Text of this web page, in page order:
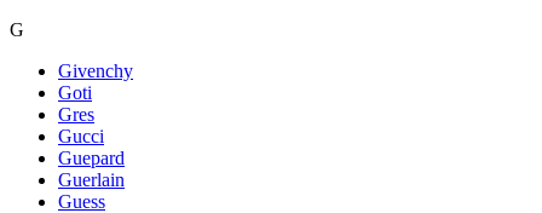
G
Givenchy
Goti
Gres
Gucci
Guepard
Guerlain
Guess